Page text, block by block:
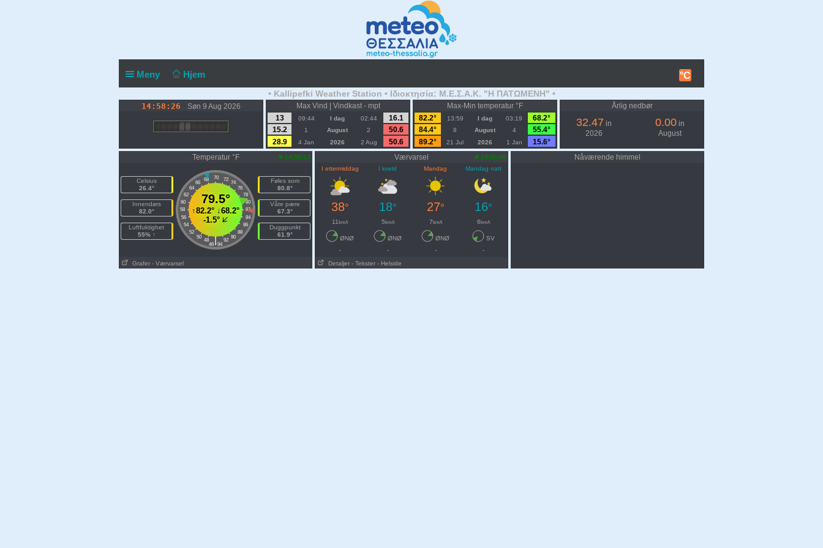
Meny Hjem °C
• Kallipefki Weather Station • Ιδιοκτησία: Μ.Ε.Σ.Α.Κ. "Η ΠΑΤΩΜΕΝΗ" •
14:58:26 Søn 9 Aug 2026
Max Vind | Vindkast - mpt
13
09:44 I dag 02:44
16.1
15.2
1 August 2
50.6
28.9
4 Jan 2026 2 Aug 50.6
Max-Min temperatur °F
82.2°
13:59 I dag 03:19
68.2°
84.4°
8 August 4
55.4°
89.2°
21 Jul 2026 1 Jan 15.6°
Årlig nedbør
32.47 in
2026
0.00in
August
Temperatur °F 14:58:13
Celsius
26.4°
Innendørs
82.0°
Luftfuktighet
55% ↑
70
68 72
66
74
64
76
62
78
60
80
58
82
56
84
54
86
52
88
50
90
48 92
|
46 94
79.5°
↑82.2° ↓68.2°
-1.5°
Føles som
80.8°
Våte pære
67.3°
Duggpunkt
61.9°
Grafer - Værvarsel
Værvarsel
14:00:00
I ettermiddag
I kveld Mandag Mandag natt
38° 18° 27° 16°
11 km/t 5km/t 7km/t 6km/t
ØNØ ØNØ ØNØ
SV
-
- -
-
Detaljer - Tekster - Helside
Nåværende himmel